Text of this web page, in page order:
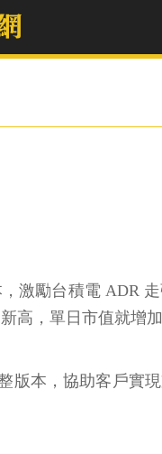
激勵台積電 ADR
，單日市值就增
本，協助客戶實